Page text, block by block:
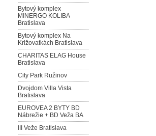
Bytový komplex
MINERGO KOLIBA
Bratislava
Bytový komplex Na
Križovatkách Bratislava
CHARITAS ELAG House
Bratislava
City Park Ružinov
Dvojdom Villa Vista
Bratislava
EUROVEA 2 BYTY BD
Nábrežie + BD Veža BA
III Veže Bratislava